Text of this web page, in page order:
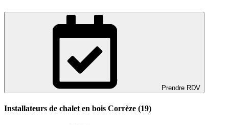
Prendre RDV
Installateurs de chalet en bois Corrèze (19)